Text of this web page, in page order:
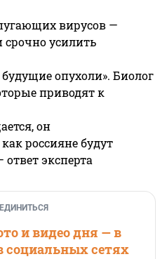
вирусов —
срочно усилить
опухоли». Биолог
приводят к
он
россияне будут
ответ эксперта
и видео дня — в
социальных сетях